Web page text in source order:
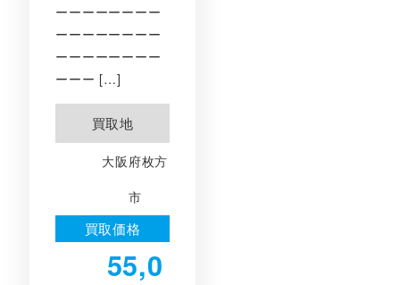
ーーーーーーーー
ーーーーーーーー
ーーーーーーーー
ーーー […]
買取地
大阪府枚方
市
買取価格
55,0